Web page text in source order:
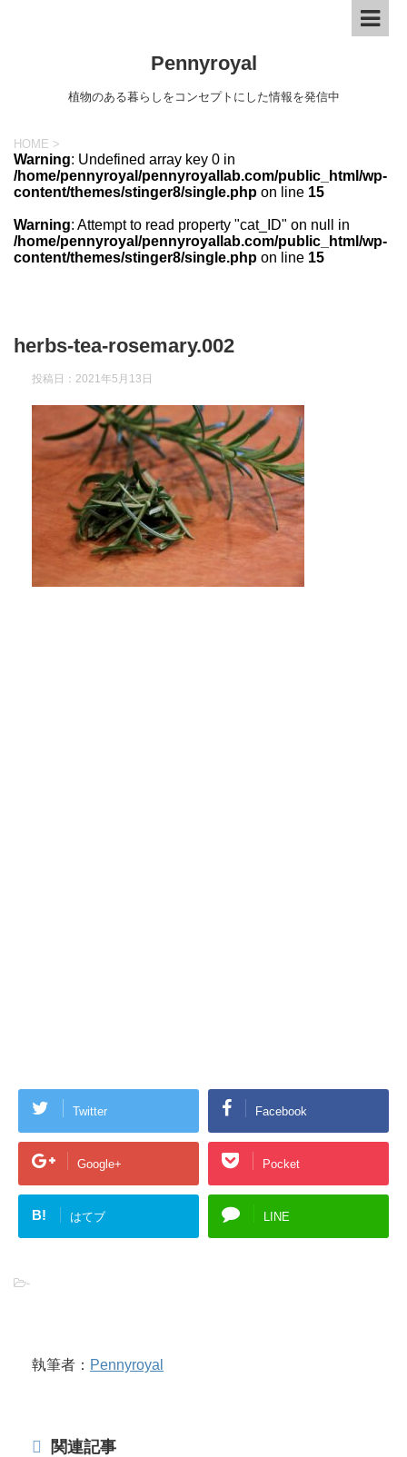
Pennyroyal
植物のある暮らしをコンセプトにした情報を発信中
HOME >
Warning: Undefined array key 0 in
/home/pennyroyal/pennyroyallab.com/public_html/wp-
content/themes/stinger8/single.php on line 15
Warning: Attempt to read property "cat_ID" on null in
/home/pennyroyal/pennyroyallab.com/public_html/wp-
content/themes/stinger8/single.php on line 15
herbs-tea-rosemary.002
投稿日： 2021年5月13日
Twitter Facebook
Google+ Pocket
B! はてブ LINE
-
執筆者： Pennyroyal
関連記事